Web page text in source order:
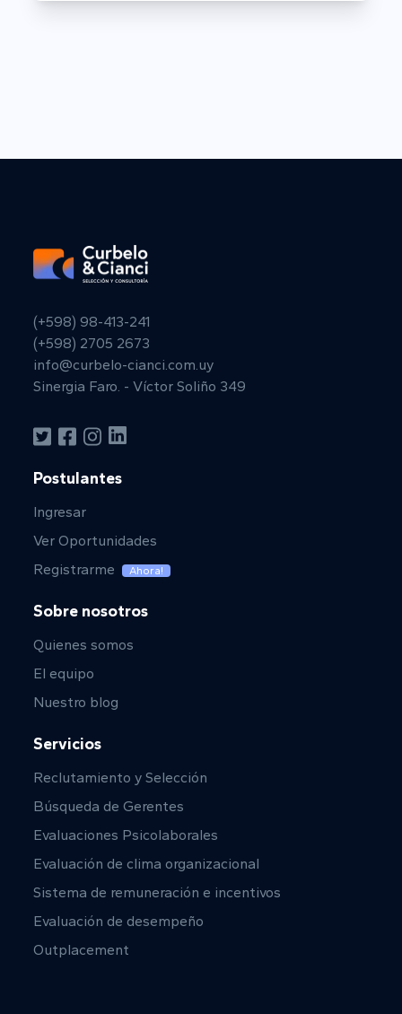
(+598) 98-413-241
(+598) 2705 2673
info@curbelo-cianci.com.uy
Sinergia Faro. - Víctor Soliño 349
Postulantes
Ingresar
Ver Oportunidades
Registrarme
Ahora!
Sobre nosotros
Quienes somos
El equipo
Nuestro blog
Servicios
Reclutamiento y Selección
Búsqueda de Gerentes
Evaluaciones Psicolaborales
Evaluación de clima organizacional
Sistema de remuneración e incentivos
Evaluación de desempeño
Outplacement